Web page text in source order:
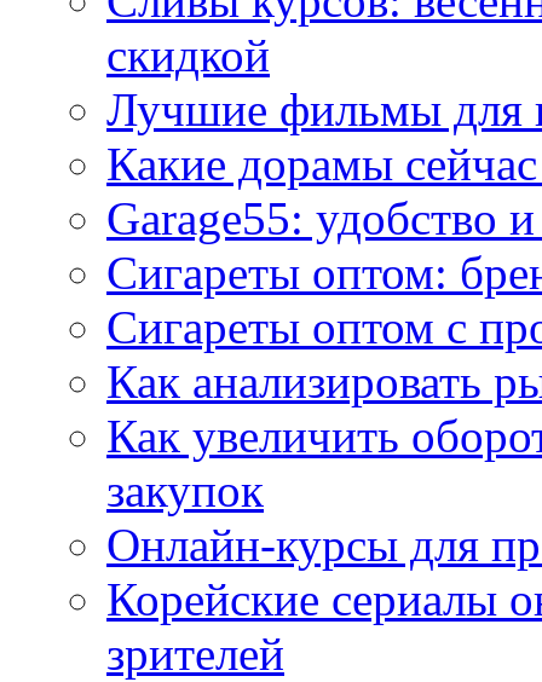
скидкой
Лучшие фильмы для
Какие дорамы
Garage55: удобство
Сигареты оптом:
Сигареты оптом с
Как анализировать
Как увеличить
закупок
Онлайн-курсы для
Корейские сериалы
зрителей